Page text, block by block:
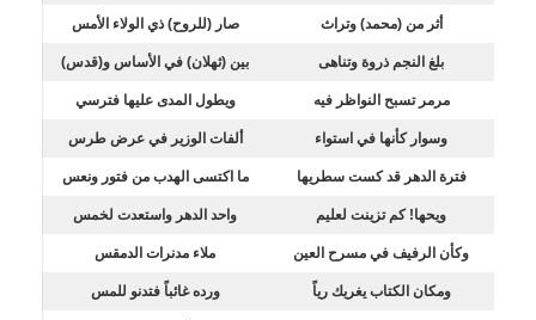
أثر من (محمد) وتراث صار (للروح) ذي الولاء الأمس
بلغ النجم ذروة وتناهى بين (ثهلان) في الأساس و(قدس)
مرمر تسبح النواظر فيه ويطول المدى عليها فترسي
وسوار كأنها في استواء ألفات الوزير في عرض طرس
فترة الدهر قد كست سطريها ما اكتسى الهدب من فتور ونعس
ويحها! كم تزينت لعليم واحد الدهر واستعدت لخمس
وكأن الرفيف في مسرح العين ملاء مدنرات الدمقس
ومكان الكتاب يغريك رياً ورده غائباً فتدنو للمس